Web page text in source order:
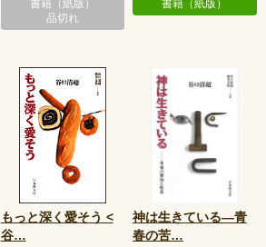
書籍（紙版）
品切れ
書籍（紙版）
もっと深く愛そう <
谷…
神は生きている—青
春の苦…